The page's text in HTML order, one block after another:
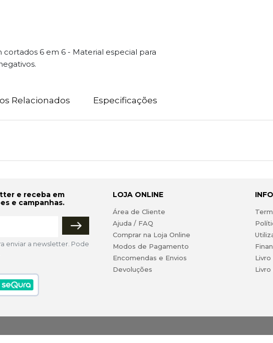
cortados 6 em 6 - Material especial para
Relacionados Especificações
e receba em
e campanhas.
enviar a newsletter. Pode
LOJA ONLINE
Área de Cliente
Ajuda / FAQ
Comprar na Loja Online
Modos de Pagamento
Encomendas e Envios
Devoluções
Livro